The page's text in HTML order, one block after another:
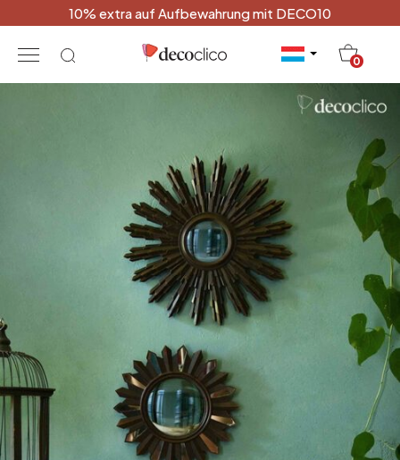
10% extra auf Aufbewahrung mit DECO10
0